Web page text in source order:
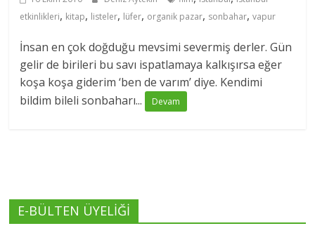
etkinlikleri, kitap, listeler, lüfer, organik pazar, sonbahar,vapur
İnsan en çok doğduğu mevsimi severmiş derler. Gün
gelir de birileri bu savı ispatlamaya kalkışırsa eğer
koşa koşa giderim ‘ben de varım’ diye. Kendimi
bildim bileli sonbaharı...
Devam
E-BÜLTEN ÜYELİĞİ